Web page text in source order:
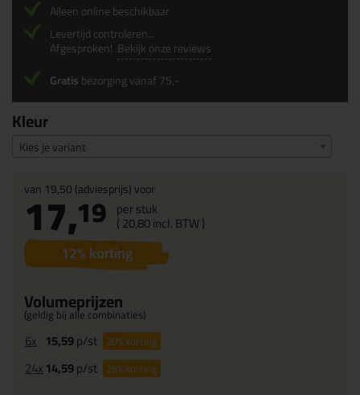
Kleur
Kies je variant
van 19,50(adviesprijs) voor
17,19 per stuk
(20,80incl. BTW )
12% korting
Volumeprijzen
(geldig bij alle combinaties)
6x 15,59p/st 20%korting
24x14,59p/st 25%korting
Alleen online beschikbaar
Levertijd controleren...
Afgesproken! Bekijk onze reviews
Gratisbezorging vanaf 75,-